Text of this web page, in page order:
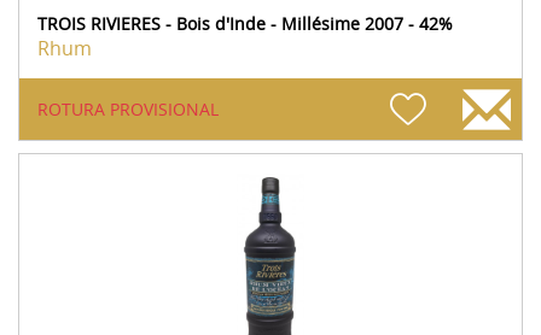
TROIS RIVIERES - Bois d'Inde - Millésime 2007 - 42%
Rhum
ROTURA PROVISIONAL